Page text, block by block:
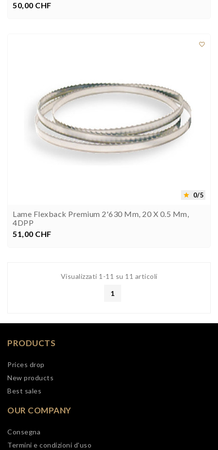
Prezzo
50,00 CHF

 0/5
Lame Flexback Premium 2'630 Mm, 20 X 0.5 Mm,
4DPP
Prezzo
51,00 CHF
Visualizzati 1-11 su 11 articoli
1
PRODUCTS
Prices drop
New products
Best sales
OUR COMPANY
Consegna
Termini e condizioni d'uso